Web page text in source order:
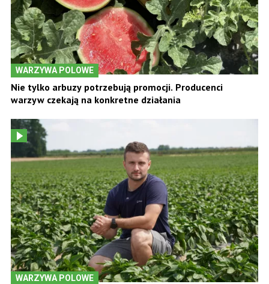
WARZYWA POLOWE
Nie tylko arbuzy potrzebują promocji. Producenci
warzyw czekają na konkretne działania
WARZYWA POLOWE